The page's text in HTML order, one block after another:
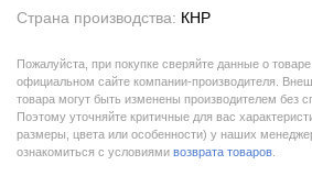
Страна производства: КНР
Пожалуйста, при покупке сверяйте данные о
официальном сайте компании-производителя.
товара могут быть изменены производителем без
Поэтому уточняйте критичные для вас
размеры, цвета или особенности) у наших
ознакомиться с условиями возврата товаров